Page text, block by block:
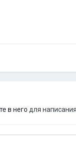
в него для